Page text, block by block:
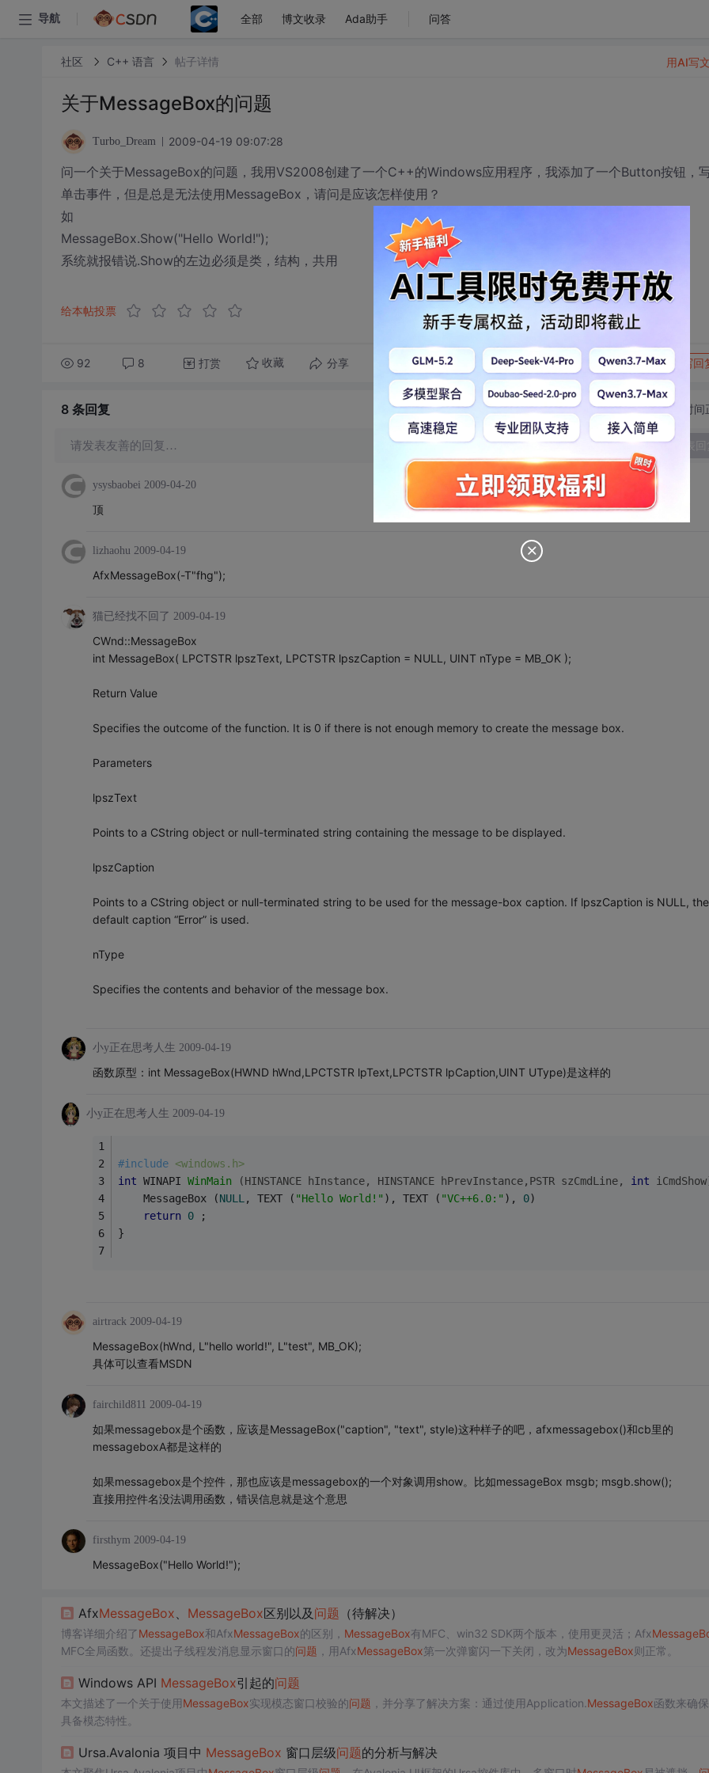
导航 全部 博文收录 Ada助手 问答
社区 C++ 语言 帖子详情
关于MessageBox的问题
Turbo_Dream 2009-04-19 09:07:28
问一个关于MessageBox的问题，我用VS2008创建了一个C++的Windows应用程序，我添加了一个Button按钮，
单击事件，但是总是无法使用MessageBox，请问是应该怎样使用？
如
MessageBox.Show("Hello World!");
系统就报错说.Show的左边必须是类，结构，共用
给本帖投票
92 8 打赏 收藏 分享 转发到动态 举报 写回
用AI写
8 条回复 切换为时间
请发表友善的回复…
ysysbaobei 2009-04-20
顶
lizhaohu 2009-04-19
AfxMessageBox(-T"fhg");
猫已经找不回了 2009-04-19
CWnd::MessageBox
int MessageBox( LPCTSTR lpszText, LPCTSTR lpszCaption = NULL, UINT nType = MB_OK );
Return Value
Specifies the outcome of the function. It is 0 if there is not enough memory to create the message box.
Parameters
lpszText
Points to a CString object or null-terminated string containing the message to be displayed.
lpszCaption
Points to a CString object or null-terminated string to be used for the message-box caption. If lpszCaption is NULL, the
default caption “Error” is used.
nType
Specifies the contents and behavior of the message box.
小y正在思考人生 2009-04-19
函数原型：int MessageBox(HWND hWnd,LPCTSTR lpText,LPCTSTR lpCaption,UINT UType)是这样的
小y正在思考人生 2009-04-19
#include <windows.h>
int WINAPI WinMain (HINSTANCE hInstance, HINSTANCE hPrevInstance,PSTR szCmdLine, int
    MessageBox (
NULL , TEXT ( "Hello World!" ), TEXT ( "VC++6.0:" ), 0)
return 0 ;
}
airtrack 2009-04-19
MessageBox(hWnd, L"hello world!", L"test", MB_OK);
具体可以查看MSDN
fairchild811 2009-04-19
如果messagebox是个函数，应该是MessageBox("caption", "text", style)这种样子的吧，afxmessagebox()和cb里的
messageboxA都是这样的
如果messagebox是个控件，那也应该是messagebox的一个对象调用show。比如messageBox msgb; msgb.show();
直接用控件名没法调用函数，错误信息就是这个意思
firsthym 2009-04-19
MessageBox("Hello World!");
AfxMessageBox、 MessageBox区别以及 问题 （待解决）
博客详细介绍了MessageBox和AfxMessageBox的区别， MessageBox有MFC、win32 SDK两个版本，使用更灵活；Afx
MFC全局函数。还提出子线程发消息显示窗口的问题 ，用AfxMessageBox第一次弹窗闪一下关闭，改为MessageBox则正常。
Windows API MessageBox引起的问题
本文描述了一个关于使用MessageBox实现模态窗口校验的问题 ，并分享了解决方案：通过使用Application. MessageBox函数来确
具备模态特性。
Ursa.Avalonia 项目中 MessageBox 窗口层级问题的分析与解决